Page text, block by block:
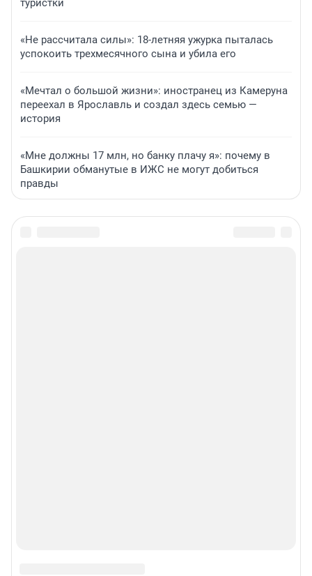
туристки
«Не рассчитала силы»: 18-летняя ужурка пыталась
успокоить трехмесячного сына и убила его
«Мечтал о большой жизни»: иностранец из Камеруна
переехал в Ярославль и создал здесь семью —
история
«Мне должны 17 млн, но банку плачу я»: почему в
Башкирии обманутые в ИЖС не могут добиться
правды